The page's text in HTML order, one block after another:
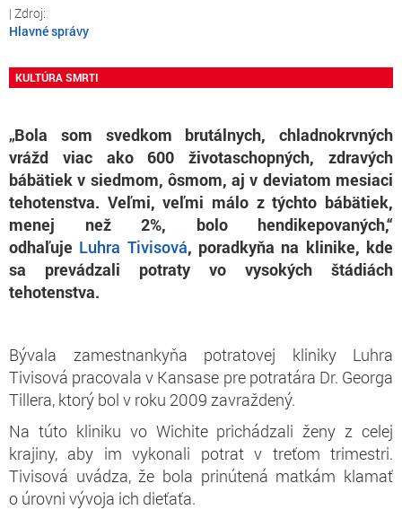
Hlavné správy
KULTÚRA SMRTI
„Bola som svedkom brutálnych, chladnokrvných
vrážd viac ako 600 životaschopných, zdravých
bábätiek v siedmom, ôsmom, aj v deviatom mesiaci
tehotenstva. Veľmi, veľmi málo z týchto bábätiek,
menej než 2%, bolo hendikepovaných,“
odhaľuje Luhra Tivisová, poradkyňa na klinike, kde
sa prevádzali potraty vo vysokých štádiách
tehotenstva.
Bývala zamestnankyňa potratovej kliniky Luhra
Tivisová pracovala v Kansase pre potratára Dr. Georga
Tillera, ktorý bol v roku 2009 zavraždený.
Na túto kliniku vo Wichite prichádzali ženy z celej
krajiny, aby im vykonali potrat v treťom trimestri.
Tivisová uvádza, že bola prinútená matkám klamať
o úrovni vývoja ich dieťaťa.